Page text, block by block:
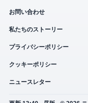
お問い合わせ
私たちのストーリー
プライバシーポリシー
クッキーポリシー
ニュースレター